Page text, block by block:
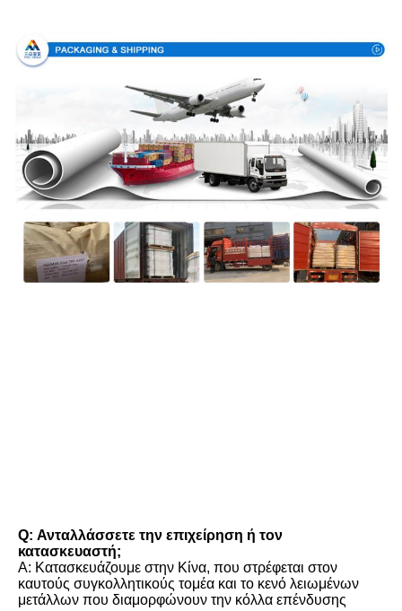
Q: Ανταλλάσσετε την επιχείρηση ή τον
κατασκευαστή;
Α: Κατασκευάζουμε στην Κίνα, που στρέφεται στον
καυτούς συγκολλητικούς τομέα και το κενό λειωμένων
μετάλλων που διαμορφώνουν την κόλλα επένδυσης